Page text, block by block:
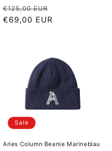
Normaler Preis
€125,00 EUR
€69,00 EUR
Sale
Aries Column Beanie Marineblau